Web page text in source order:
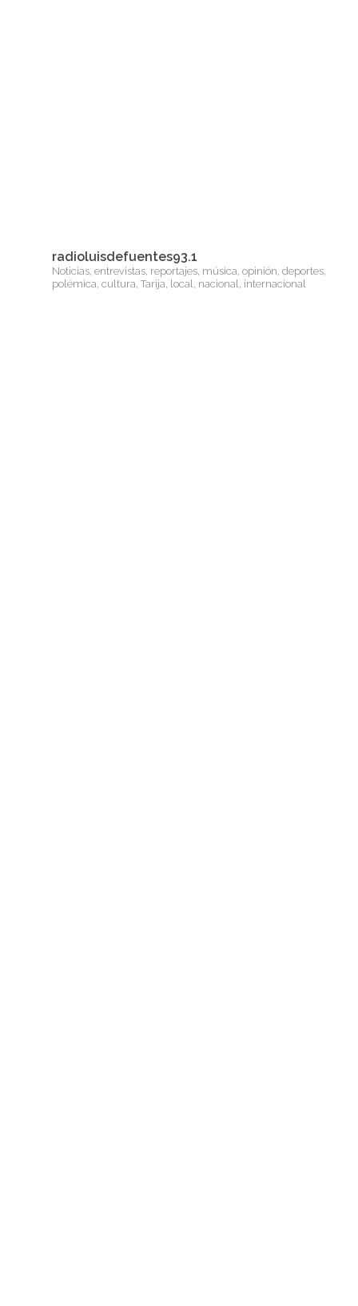
radioluisdefuentes93.1
Noticias, entrevistas, reportajes, música, opinión, deportes,
polémica, cultura, Tarija, local, nacional, internacional